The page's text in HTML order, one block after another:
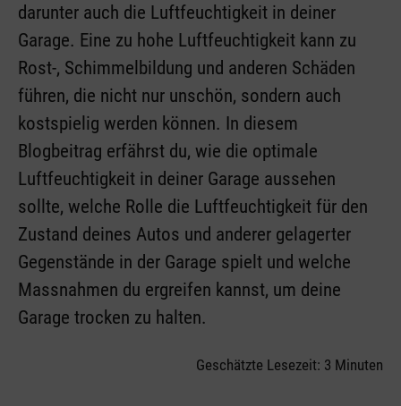
darunter auch die Luftfeuchtigkeit in deiner
Garage. Eine zu hohe Luftfeuchtigkeit kann zu
Rost-, Schimmelbildung und anderen Schäden
führen, die nicht nur unschön, sondern auch
kostspielig werden können. In diesem
Blogbeitrag erfährst du, wie die optimale
Luftfeuchtigkeit in deiner Garage aussehen
sollte, welche Rolle die Luftfeuchtigkeit für den
Zustand deines Autos und anderer gelagerter
Gegenstände in der Garage spielt und welche
Massnahmen du ergreifen kannst, um deine
Garage trocken zu halten.
Geschätzte Lesezeit: 3 Minuten